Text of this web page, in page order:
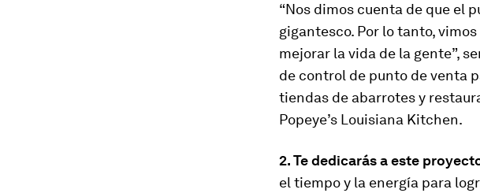
“Nos dimos cuenta de que el
gigantesco. Por lo tanto,
mejorar la vida de la gente”,
de control de punto de venta
tiendas de abarrotes y
Popeye’s Louisiana Kitchen.
2. Te dedicarás a este
el tiempo y la energía para